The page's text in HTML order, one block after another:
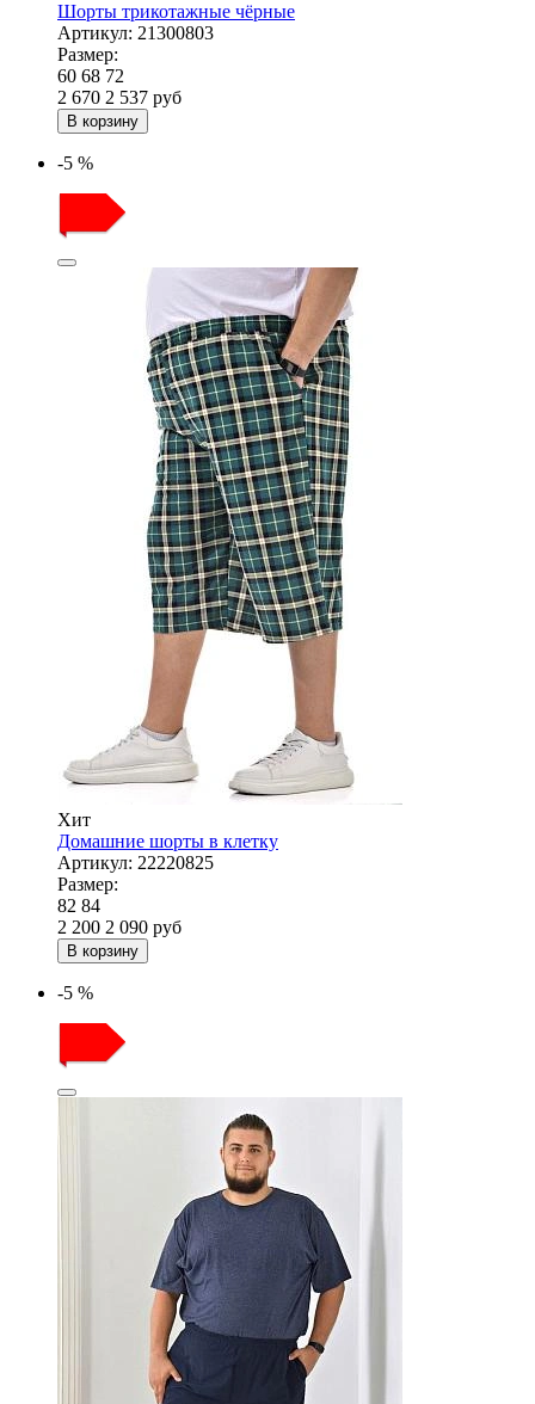
Шорты трикотажные чёрные
Артикул: 21300803
Размер:
60 68 72
2 670 2 537 руб
В корзину
-5 %
Хит
Домашние шорты в клетку
Артикул: 22220825
Размер:
82 84
2 200 2 090 руб
В корзину
-5 %